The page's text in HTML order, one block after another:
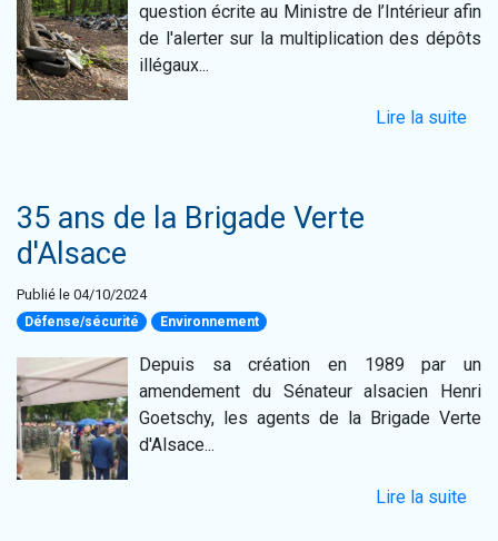
question écrite au Ministre de l’Intérieur afin
de l'alerter sur la multiplication des dépôts
illégaux...
Lire la suite
35 ans de la Brigade Verte
d'Alsace
Publié le 04/10/2024
Défense/sécurité Environnement
Depuis sa création en 1989 par un
amendement du Sénateur alsacien Henri
Goetschy, les agents de la Brigade Verte
d'Alsace...
Lire la suite